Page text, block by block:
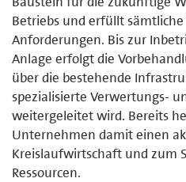
Betriebs und erfüllt
Anforderungen. Bis zur
Anlage erfolgt die
über die bestehende
spezialisierte Verwertungs-
weitergeleitet wird. Bereits
Unternehmen damit einen
Kreislaufwirtschaft und zum
Ressourcen.